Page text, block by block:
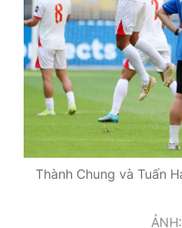
Thành Chung và Tuấn